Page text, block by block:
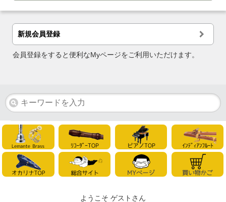
新規会員登録
会員登録をすると便利なMyページをご利用いただけます。
ようこそ ゲストさん